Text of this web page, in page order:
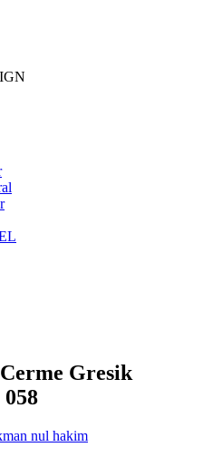
Gresik
nul hakim